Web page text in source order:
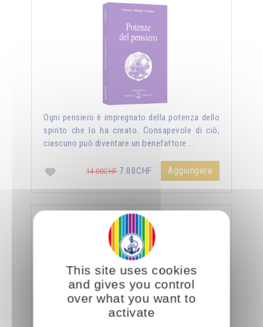
Ogni pensiero è impregnato della potenza dello
spirito che lo ha creato. Consapevole di ciò,
ciascuno può diventare un benefattore …
14.00CHF7.00CHF Aggiungere
La sessualità forza del cielo
This site uses cookies
and gives you control
over what you want to
activate